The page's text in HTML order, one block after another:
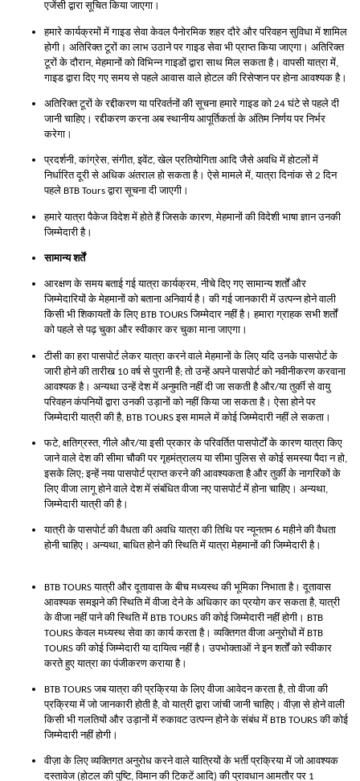
एजेंसी द्वारा सूचित किया जाएगा।
हमारे कार्यक्रमों में गाइड सेवा केवल पैनोरमिक शहर दौरे और परिवहन सुविधा में शामिल
होगी। अतिरिक्त टूरों का लाभ उठाने पर गाइड सेवा भी प्राप्त किया जाएगा। अतिरिक्त
टूरों के दौरान, मेहमानों को विभिन्न गाइडों द्वारा साथ मिल सकता है। वापसी यात्रा में,
गाइड द्वारा दिए गए समय से पहले आवास वाले होटल की रिसेप्शन पर होना आवश्यक है।
अतिरिक्त टूरों के रद्दीकरण या परिवर्तनों की सूचना हमारे गाइड को 24 घंटे से पहले दी
जानी चाहिए। रद्दीकरण करना अब स्थानीय आपूर्तिकर्ता के अंतिम निर्णय पर निर्भर
करेगा।
प्रदर्शनी, कांग्रेस, संगीत, इवेंट, खेल प्रतियोगिता आदि जैसे अवधि में होटलों में
निर्धारित दूरी से अधिक अंतराल हो सकता है। ऐसे मामले में, यात्रा दिनांक से 2 दिन
पहले BTB Tours द्वारा सूचना दी जाएगी।
हमारे यात्रा पैकेज विदेश में होते हैं जिसके कारण, मेहमानों की विदेशी भाषा ज्ञान उनकी
जिम्मेदारी है।
सामान्य शर्तें
आरक्षण के समय बताई गई यात्रा कार्यक्रम, नीचे दिए गए सामान्य शर्तों और
जिम्मेदारियों के मेहमानों को बताना अनिवार्य है। की गई जानकारी में उत्पन्न होने वाली
किसी भी शिकायतों के लिए BTB TOURS जिम्मेदार नहीं है। हमारा ग्राहक सभी शर्तों
को पहले से पढ़ चुका और स्वीकार कर चुका माना जाएगा।
टीसी का हरा पासपोर्ट लेकर यात्रा करने वाले मेहमानों के लिए यदि उनके पासपोर्ट के
जारी होने की तारीख 10 वर्ष से पुरानी है; तो उन्हें अपने पासपोर्ट को नवीनीकरण करवाना
आवश्यक है। अन्यथा उन्हें देश में अनुमति नहीं दी जा सकती है और/या तुर्की से वायु
परिवहन कंपनियों द्वारा उनकी उड़ानों को नहीं किया जा सकता है। ऐसा होने पर
जिम्मेदारी यात्री की है, BTB TOURS इस मामले में कोई जिम्मेदारी नहीं ले सकता।
फटे, क्षतिग्रस्त, गीले और/या इसी प्रकार के परिवर्तित पासपोर्टों के कारण यात्रा किए
जाने वाले देश की सीमा चौकी पर गृहमंत्रालय या सीमा पुलिस से कोई समस्या पैदा न हो,
इसके लिए; इन्हें नया पासपोर्ट प्राप्त करने की आवश्यकता है और तुर्की के नागरिकों के
लिए वीजा लागू होने वाले देश में संबंधित वीजा नए पासपोर्ट में होना चाहिए। अन्यथा,
जिम्मेदारी यात्री की है।
यात्री के पासपोर्ट की वैधता की अवधि यात्रा की तिथि पर न्यूनतम 6 महीने की वैधता
होनी चाहिए। अन्यथा, बाधित होने की स्थिति में यात्रा मेहमानों की जिम्मेदारी है।
BTB TOURS यात्री और दूतावास के बीच मध्यस्थ की भूमिका निभाता है। दूतावास
आवश्यक समझने की स्थिति में वीजा देने के अधिकार का प्रयोग कर सकता है, यात्री
के वीजा नहीं पाने की स्थिति में BTB TOURS की कोई जिम्मेदारी नहीं होगी। BTB
TOURS केवल मध्यस्थ सेवा का कार्य करता है। व्यक्तिगत वीजा अनुरोधों में BTB
TOURS की कोई जिम्मेदारी या दायित्व नहीं है। उपभोक्ताओं ने इन शर्तों को स्वीकार
करते हुए यात्रा का पंजीकरण कराया है।
BTB TOURS जब यात्रा की प्रक्रिया के लिए वीजा आवेदन करता है, तो वीजा की
प्रक्रिया में जो जानकारी होती है, वो यात्री द्वारा जांची जानी चाहिए। वीज़ा से होने वाली
किसी भी गलतियों और उड़ानों में रुकावट उत्पन्न होने के संबंध में BTB TOURS की कोई
जिम्मेदारी नहीं होगी।
वीज़ा के लिए व्यक्तिगत अनुरोध करने वाले यात्रियों के भर्ती प्रक्रिया में जो आवश्यक
दस्तावेज (होटल की पुष्टि, विमान की टिकटें आदि) की प्रावधान आमतौर पर 1